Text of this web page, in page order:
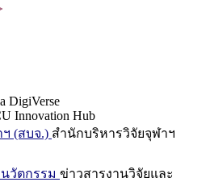
DigiVerse
Innovation Hub
(สบจ.) สำนักบริหารวิจัยจุฬาฯ
วัตกรรม ข่าวสารงานวิจัยและ